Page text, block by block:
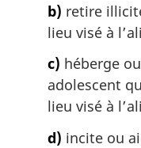
b) retire
lieu visé à
c) héberge
adolescent
lieu visé à
d) incite ou